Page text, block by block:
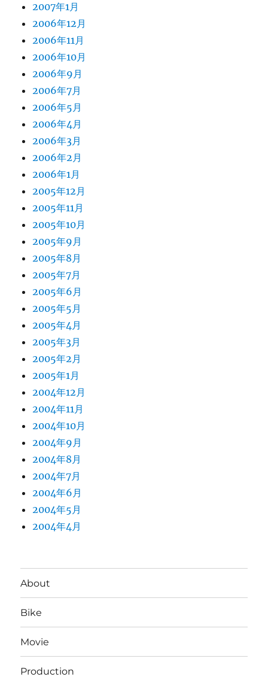
2007年1月
2006年12月
2006年11月
2006年10月
2006年9月
2006年7月
2006年5月
2006年4月
2006年3月
2006年2月
2006年1月
2005年12月
2005年11月
2005年10月
2005年9月
2005年8月
2005年7月
2005年6月
2005年5月
2005年4月
2005年3月
2005年2月
2005年1月
2004年12月
2004年11月
2004年10月
2004年9月
2004年8月
2004年7月
2004年6月
2004年5月
2004年4月
About
Bike
Movie
Production